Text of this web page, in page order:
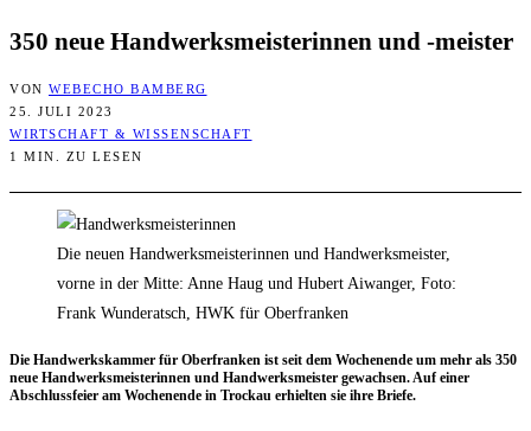
350 neue Hand­werks­meis­te­rin­nen und ‑meis­ter
VON WEBECHO BAMBERG
25. JULI 2023
WIRTSCHAFT & WISSENSCHAFT
1 MIN. ZU LESEN
Die neuen Handwerksmeisterinnen und Handwerksmeister,
vorne in der Mitte: Anne Haug und Hubert Aiwanger, Foto:
Frank Wunderatsch, HWK für Oberfranken
Die Hand­werks­kam­mer für Ober­fran­ken ist seit dem Wochen­en­de um mehr als 350
neue Hand­werks­meis­te­rin­nen und Hand­werks­meis­ter gewach­sen. Auf einer
Abschluss­fei­er am Wochen­en­de in Tro­ckau erhiel­ten sie ihre Briefe.